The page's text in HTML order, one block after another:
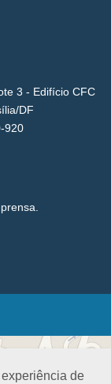
de
3 - Edifício CFC
DF
920